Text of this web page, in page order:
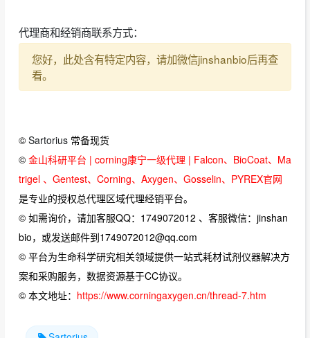
代理商和经销商联系方式：
您好，此处含有特定内容，请加微信jinshanbio后再查
看。
© Sartorius 常备现货
© 金山科研平台 | corning康宁一级代理 | Falcon、BioCoat、Ma
trigel 、Gentest、Corning、Axygen、Gosselin、PYREX官网
是专业的授权总代理区域代理经销平台。
© 如需询价，请加客服QQ：1749072012 、客服微信：jinshan
bio，或发送邮件到1749072012@qq.com
© 平台为生命科学研究相关领域提供一站式耗材试剂仪器解决方
案和采购服务，数据资源基于CC协议。
© 本文地址： https://www.corningaxygen.cn/thread-7.htm